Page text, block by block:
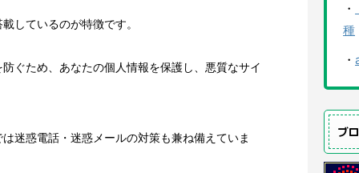
しているのが特徴です。
ぐため、あなたの個人情報を保護し、悪質なサイ
迷惑電話・迷惑メールの対策も兼ね備えていま
・
種
・
ブ